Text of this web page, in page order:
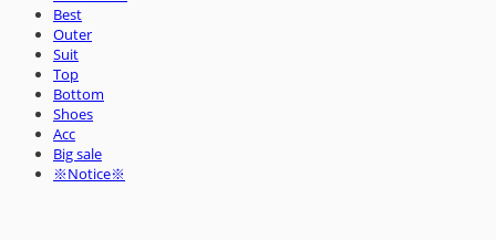
Best
Outer
Suit
Top
Bottom
Shoes
Acc
Big sale
※Notice※